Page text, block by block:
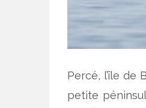
Percé, l’île de
petite